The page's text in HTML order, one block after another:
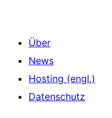
Über
News
Hosting (engl.)
Datenschutz